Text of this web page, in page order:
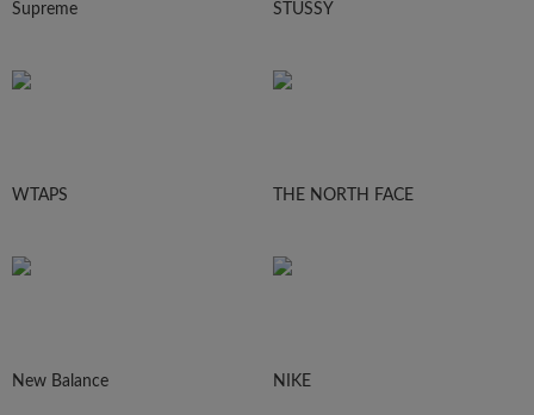
Supreme STUSSY
WTAPS THE NORTH FACE
New Balance NIKE